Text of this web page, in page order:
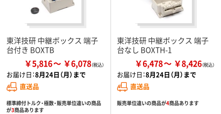
東洋技研 中継ボックス 端子
台付き BOXTB
￥5,816 ￥6,078
お届け日：8月24日（月）まで
直送品
標準締付トルク・極数・販売単位違いの商品
が3商品あります
東洋技研 中継ボックス 端子
台なし BOXTH-1
￥6,478 ￥8,426
お届け日：8月24日（月）まで
直送品
販売単位違いの商品が4商品あります